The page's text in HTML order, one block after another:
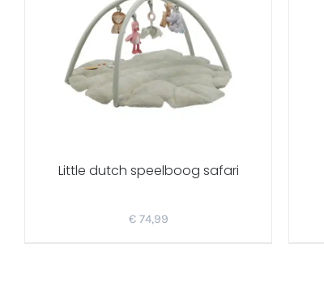
Little dutch speelboog safari
€74,99